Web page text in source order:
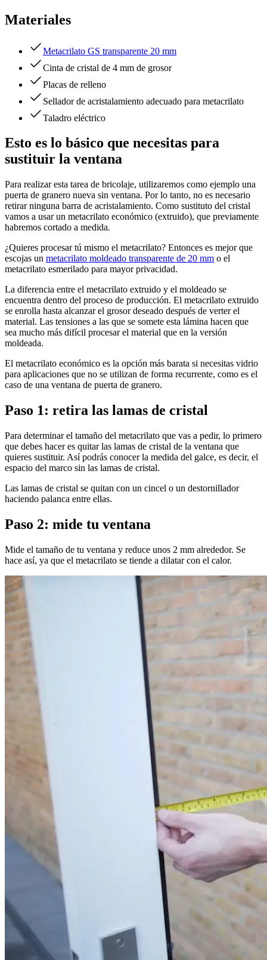
Materiales
Metacrilato GS transparente 20 mm
Cinta de cristal de 4 mm de grosor
Placas de relleno
Sellador de acristalamiento adecuado para metacrilato
Taladro eléctrico
Esto es lo básico que necesitas para
sustituir la ventana
Para realizar esta tarea de bricolaje, utilizaremos como ejemplo una
puerta de granero nueva sin ventana. Por lo tanto, no es necesario
retirar ninguna barra de acristalamiento. Como sustituto del cristal
vamos a usar un metacrilato económico (extruido), que previamente
habremos cortado a medida.
¿Quieres procesar tú mismo el metacrilato? Entonces es mejor que
escojas un metacrilato moldeado transparente de 20 mm o el
metacrilato esmerilado para mayor privacidad.
La diferencia entre el metacrilato extruido y el moldeado se
encuentra dentro del proceso de producción. El metacrilato extruido
se enrolla hasta alcanzar el grosor deseado después de verter el
material. Las tensiones a las que se somete esta lámina hacen que
sea mucho más difícil procesar el material que en la versión
moldeada.
El metacrilato económico es la opción más barata si necesitas vidrio
para aplicaciones que no se utilizan de forma recurrente, como es el
caso de una ventana de puerta de granero.
Paso 1: retira las lamas de cristal
Para determinar el tamaño del metacrilato que vas a pedir, lo primero
que debes hacer es quitar las lamas de cristal de la ventana que
quieres sustituir. Así podrás conocer la medida del galce, es decir, el
espacio del marco sin las lamas de cristal.
Las lamas de cristal se quitan con un cincel o un destornillador
haciendo palanca entre ellas.
Paso 2: mide tu ventana
Mide el tamaño de tu ventana y reduce unos 2 mm alrededor. Se
hace así, ya que el metacrilato se tiende a dilatar con el calor.